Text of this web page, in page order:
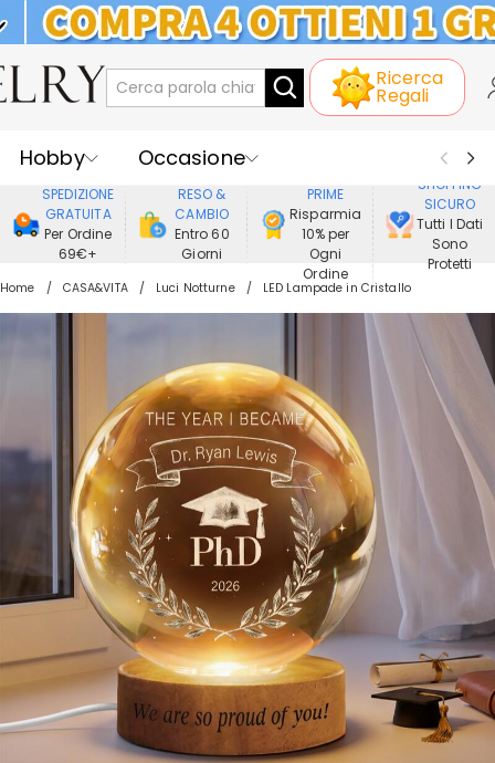
KLARNA: PAGAMENTO A RATE SENZA
INTERESSI
Ricerca
Regali
Hobby
Occasione
Ricevente
Best Seller
Nuovi
Gioielli
Casa&Vita
SPEDIZIONE
GRATUITA
Per Ordine
69€+
RESO &
CAMBIO
Entro 60
Giorni
PRIME
Risparmia
10% per
Ogni
Ordine
SHOPPING
SICURO
Tutti I Dati
Sono
Protetti
Home CASA&VITA Luci Notturne LED Lampade in Cristallo